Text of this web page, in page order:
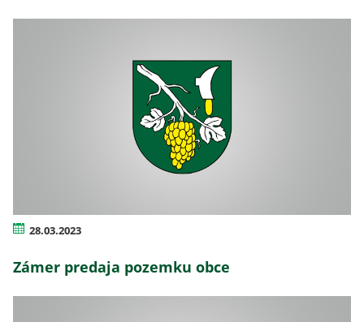
28.03.2023
Zámer predaja pozemku obce